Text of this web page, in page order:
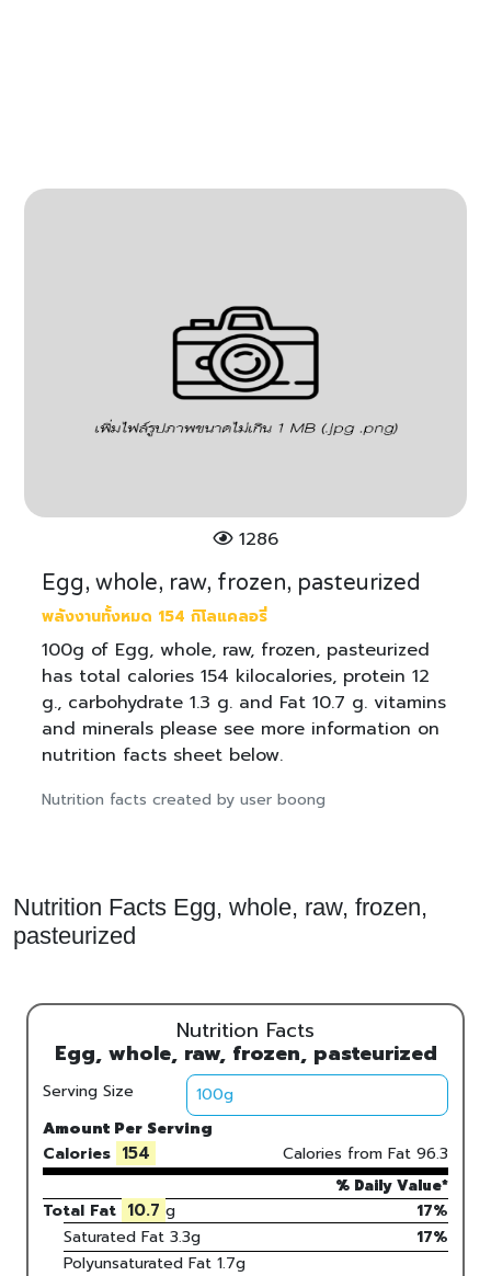
1286
Egg, whole, raw, frozen, pasteurized
พลังงานทั้งหมด 154 กิโลแคลอรี่
100g of Egg, whole, raw, frozen, pasteurized
has total calories 154 kilocalories, protein 12
g., carbohydrate 1.3 g. and Fat 10.7 g. vitamins
and minerals please see more information on
nutrition facts sheet below.
Nutrition facts created by user boong
Nutrition Facts Egg, whole, raw, frozen,
pasteurized
Nutrition Facts
Egg, whole, raw, frozen, pasteurized
Serving Size
Amount Per Serving
Calories 154 Calories from Fat 96.3
% Daily Value*
Total Fat 10.7 g
17%
Saturated Fat 3.3g 17%
Polyunsaturated Fat 1.7g